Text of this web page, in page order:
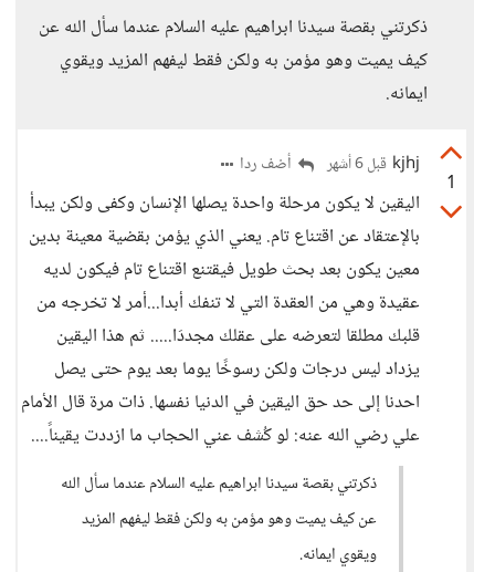
ذكرتني بقصة سيدنا ابراهيم عليه السلام عندما سأل الله عن
كيف يميت وهو مؤمن به ولكن فقط ليفهم المزيد ويقوي
ايمانه.
1
kjhj قبل 6 أشهر أضف ردا
اليقين لا يكون مرحلة واحدة يصلها الإنسان وكفى ولكن يبدأ
بالإعتقاد عن اقتناع تام. يعني الذي يؤمن بقضية معينة بدين
معين يكون بعد بحث طويل فيقتنع اقتناع تام فيكون لديه
عقيدة وهي من العقدة التي لا تنفك أبدا...أمر لا تخرجه من
قلبك مطلقا لتعرضه على عقلك مجددَا..... ثم هذا اليقين
يزداد ليس درجات ولكن رسوخًا يوما بعد يوم حتى يصل
احدنا إلى حد حق اليقين في الدنيا نفسها. ذات مرة قال الأمام
علي رضي الله عنه: لو كُشف عني الحجاب ما ازددت يقيناً....
ذكرتني بقصة سيدنا ابراهيم عليه السلام عندما سأل الله
عن كيف يميت وهو مؤمن به ولكن فقط ليفهم المزيد
ويقوي ايمانه.